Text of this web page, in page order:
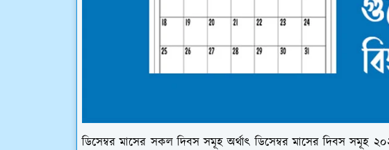
ডিসেম্বর মাসের সকল দিবস সমূহ অর্থাৎ ডিসেম্বর মাসের দিবস সমূহ